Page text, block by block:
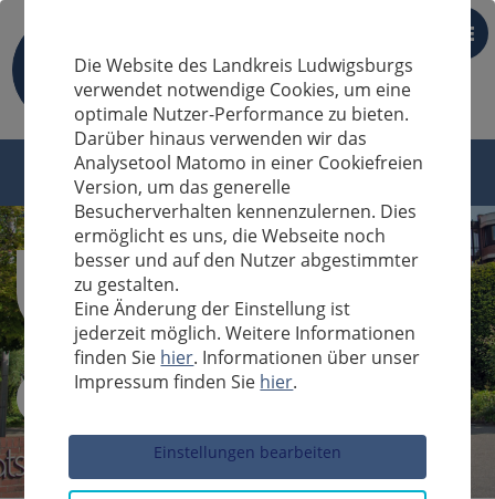
DE
Sucheingabe
Die Website des Landkreis Ludwigsburgs
verwendet notwendige Cookies, um eine
optimale Nutzer-Performance zu bieten.
Darüber hinaus verwenden wir das
Analysetool Matomo in einer Cookiefreien
Version, um das generelle
Besucherverhalten kennenzulernen. Dies
ermöglicht es uns, die Webseite noch
besser und auf den Nutzer abgestimmter
zu gestalten.
Eine Änderung der Einstellung ist
jederzeit möglich. Weitere Informationen
finden Sie hier. Informationen über unser
Impressum finden Sie hier.
Einstellungen bearbeiten